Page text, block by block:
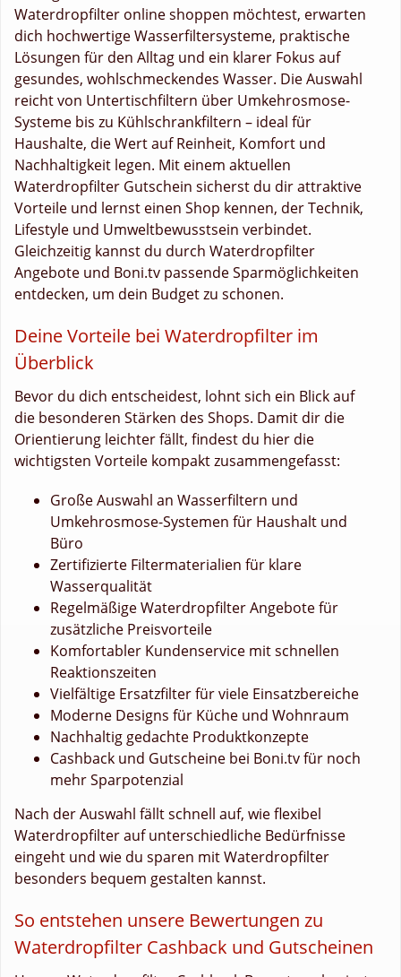
Waterdropfilter online shoppen möchtest, erwarten
dich hochwertige Wasserfiltersysteme, praktische
Lösungen für den Alltag und ein klarer Fokus auf
gesundes, wohlschmeckendes Wasser. Die Auswahl
reicht von Untertischfiltern über Umkehrosmose-
Systeme bis zu Kühlschrankfiltern – ideal für
Haushalte, die Wert auf Reinheit, Komfort und
Nachhaltigkeit legen. Mit einem aktuellen
Waterdropfilter Gutschein sicherst du dir attraktive
Vorteile und lernst einen Shop kennen, der Technik,
Lifestyle und Umweltbewusstsein verbindet.
Gleichzeitig kannst du durch Waterdropfilter
Angebote und Boni.tv passende Sparmöglichkeiten
entdecken, um dein Budget zu schonen.
Deine Vorteile bei Waterdropfilter im
Überblick
Bevor du dich entscheidest, lohnt sich ein Blick auf
die besonderen Stärken des Shops. Damit dir die
Orientierung leichter fällt, findest du hier die
wichtigsten Vorteile kompakt zusammengefasst:
Große Auswahl an Wasserfiltern und
Umkehrosmose-Systemen für Haushalt und
Büro
Zertifizierte Filtermaterialien für klare
Wasserqualität
Regelmäßige Waterdropfilter Angebote für
zusätzliche Preisvorteile
Komfortabler Kundenservice mit schnellen
Reaktionszeiten
Vielfältige Ersatzfilter für viele Einsatzbereiche
Moderne Designs für Küche und Wohnraum
Nachhaltig gedachte Produktkonzepte
Cashback und Gutscheine bei Boni.tv für noch
mehr Sparpotenzial
Nach der Auswahl fällt schnell auf, wie flexibel
Waterdropfilter auf unterschiedliche Bedürfnisse
eingeht und wie du sparen mit Waterdropfilter
besonders bequem gestalten kannst.
So entstehen unsere Bewertungen zu
Waterdropfilter Cashback und Gutscheinen